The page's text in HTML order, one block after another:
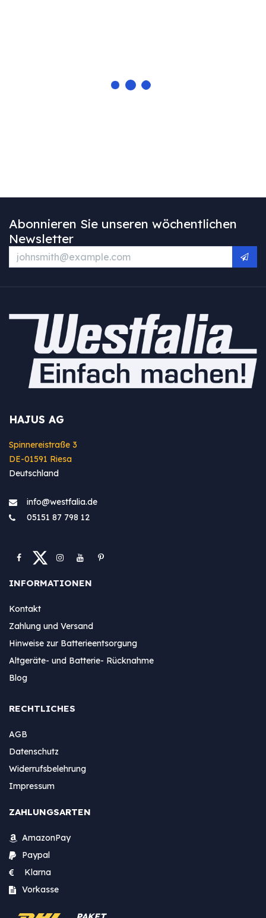
Abonnieren Sie unseren wöchentlichen
Newsletter
HAJUS AG
Spinnereistraße 3
DE-01591 Riesa
Deutschland
info@westfa​lia.de
05151 87 798 12
INFORMATIONEN
Kontakt
Zahlung und Versand
Hinweise zur Batterieentsorgung
Altgeräte- und Batterie- Rücknahme
Blog
RECHTLICHES
AGB
Datenschutz
Widerrufsbelehrung
Impressum
ZAHLUNGSARTEN
AmazonPay
Paypal
Klarna
Vorkasse